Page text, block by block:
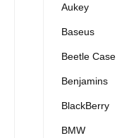
Aukey
Baseus
Beetle Case
Benjamins
BlackBerry
BMW